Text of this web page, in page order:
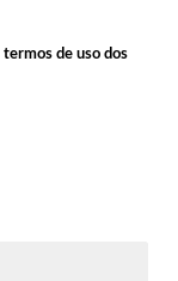
termos de uso dos